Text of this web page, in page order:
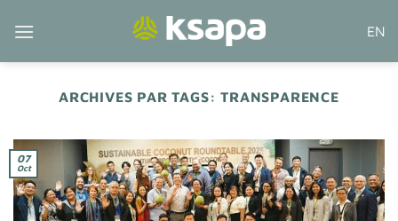
EN
ARCHIVES PAR TAGS:TRANSPARENCE
07
Oct